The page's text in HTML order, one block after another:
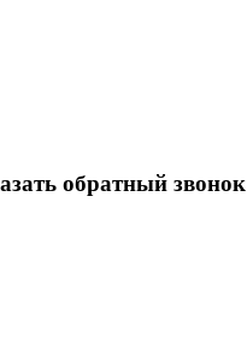
обратный звонок